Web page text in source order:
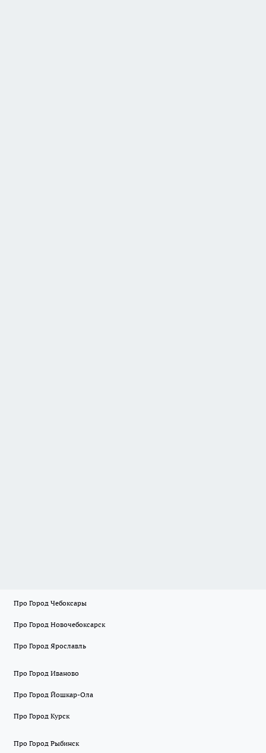
Про Город Чебоксары
Про Город Новочебоксарск
Про Город Ярославль
Про Город Иваново
Про Город Йошкар-Ола
Про Город Курск
Про Город Рыбинск